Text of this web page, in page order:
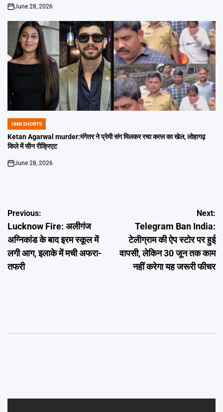
on
June 28, 2026
POSTED
IN
HNN SHORTS
Ketan Agarwal murder:मंगेतर ने प्रेमी संग मिलकर रचा कत्ल का खेल, लोहागढ़
किले में सीन रीक्रिएट
on
June 28, 2026
Post
navigation
Previous:
Lucknow Fire: अलीगंज
अग्निकांड के बाद इरम स्कूल में
लगी आग, इलाके में मची अफरा-
तफरी
Next:
Telegram Ban India:
टेलीग्राम की ऐप स्टोर पर हुई
वापसी, लेकिन 30 जून तक काम
नहीं करेगा यह जरूरी फीचर